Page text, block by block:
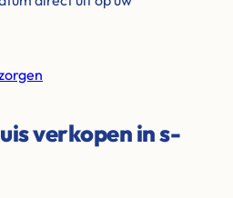
verkopen in s-